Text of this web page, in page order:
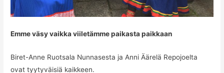
Emme väsy vaikka viiletämme paikasta paikkaan
Biret-Anne Ruotsala Nunnasesta ja Anni Äärelä Repojoelta
ovat tyytyväisiä kaikkeen.